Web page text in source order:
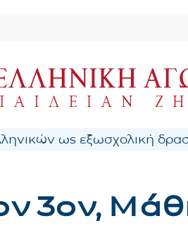
ως εξωσχολική
3ον,